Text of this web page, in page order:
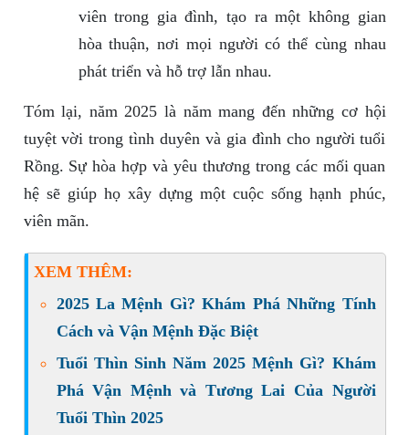
viên trong gia đình, tạo ra một không gian
hòa thuận, nơi mọi người có thể cùng nhau
phát triển và hỗ trợ lẫn nhau.
Tóm lại, năm 2025 là năm mang đến những cơ hội
tuyệt vời trong tình duyên và gia đình cho người tuổi
Rồng. Sự hòa hợp và yêu thương trong các mối quan
hệ sẽ giúp họ xây dựng một cuộc sống hạnh phúc,
viên mãn.
XEM THÊM:
2025 La Mệnh Gì? Khám Phá Những Tính
Cách và Vận Mệnh Đặc Biệt
Tuổi Thìn Sinh Năm 2025 Mệnh Gì? Khám
Phá Vận Mệnh và Tương Lai Của Người
Tuổi Thìn 2025